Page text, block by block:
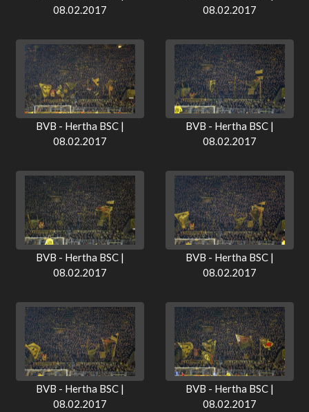
08.02.2017
08.02.2017
BVB - Hertha BSC |
08.02.2017
BVB - Hertha BSC |
08.02.2017
BVB - Hertha BSC |
08.02.2017
BVB - Hertha BSC |
08.02.2017
BVB - Hertha BSC |
08.02.2017
BVB - Hertha BSC |
08.02.2017